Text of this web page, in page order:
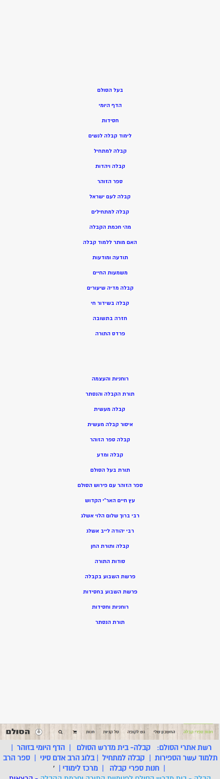
בעל הסולם
הדף היומי
חסידות
לימוד קבלה לנשים
קבלה למתחיל
קבלה ויהדות
ספר הזוהר
קבלה לעם ישראל
קבלה למתחילים
מהי חכמת הקבלה
האם מותר ללמוד קבלה
תודעה ומודעות
משמעות החיים
קבלה מדיה שיעורים
קבלה בשידור חי
חזרה בתשובה
פרדס התורה
רוחניות והעצמה
תורת הקבלה והנסתר
קבלה מעשית
איסור קבלה מעשית
קבלה ספר הזוהר
קבלה ומדע
תורת בעל הסולם
ספר הזוהר עם פירוש הסולם
עץ חיים האר”י הקדוש
רבי ברוך שלום הלוי אשלג
רבי יהודה לייב אשלג
קבלה ותורת החן
סודות התורה
פרשת השבוע בקבלה
פרשת השבוע בחסידות
רוחניות וחסידות
תורת הנסתר
רשת אתרי הסולם: קבלה- בית מדרש הסולם |הדף היומי בזוהר |
תלמוד עשר הספירות | קבלה למתחיל |בלוג הרב אדם סיני |ספר הרב
| חנות ספרי קבלה | מרכז לימודי |
'